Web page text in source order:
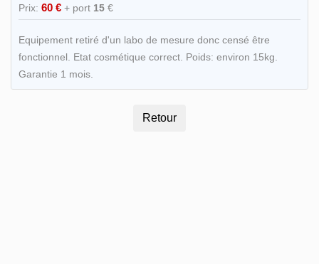
Prix: 60 € + port 15€
Equipement retiré d'un labo de mesure donc censé être
fonctionnel. Etat cosmétique correct. Poids: environ 15kg.
Garantie 1 mois.